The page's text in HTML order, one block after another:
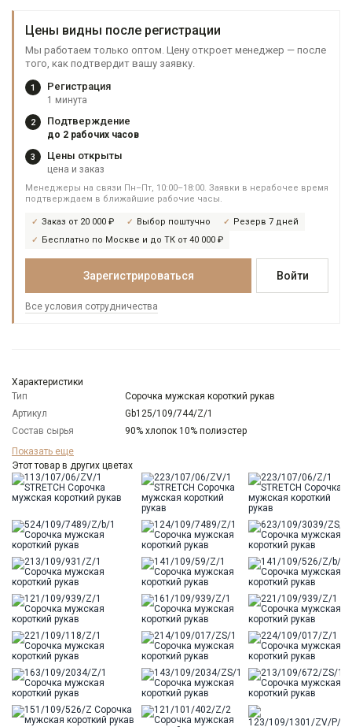
Цены видны после регистрации
Мы работаем только оптом. Цену откроет менеджер — после
того, как подтвердит вашу заявку.
1 Регистрация
1 минута
2 Подтверждение
до 2 рабочих часов
3 Цены открыты
цена и заказ
Менеджеры на связи Пн–Пт, 10:00–18:00. Заявки в нерабочее время
подтверждаем в ближайшие рабочие часы.
Заказ от 20 000 ₽ Выбор поштучно
Резерв 7 дней
Бесплатно по Москве и до ТК от 40 000 ₽
Зарегистрироваться Войти
Все условия сотрудничества
Характеристики
Тип
Сорочка мужская короткий рукав
Артикул
Gb125/109/744/Z/1
Состав сырья
90% хлопок 10% полиэстер
Бренд
Модель
Зауженная
Цвет
Голубой
Отделка
Сорочки: внутренняя стойка воротника из
ткани компаньона
Ворот
Французский маленький мягкий
Карман
стандартный, слева, накладной
Силуэт
Полуприталенный силуэт / Regular fit
Показать еще
Этот товар в других цветах